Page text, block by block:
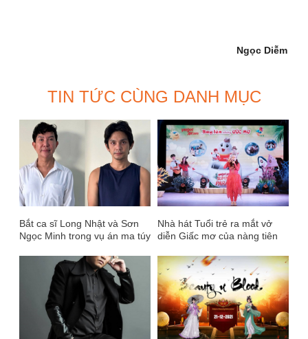
Ngọc Diễm
TIN TỨC CÙNG DANH MỤC
Bắt ca sĩ Long Nhật và Sơn
Ngọc Minh trong vụ án ma túy
Nhà hát Tuổi trẻ ra mắt vở
diễn Giấc mơ của nàng tiên